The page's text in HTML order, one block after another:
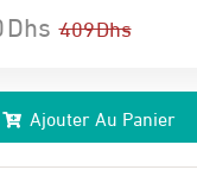
409Dhs
:
Dhs
Ajouter Au Panier